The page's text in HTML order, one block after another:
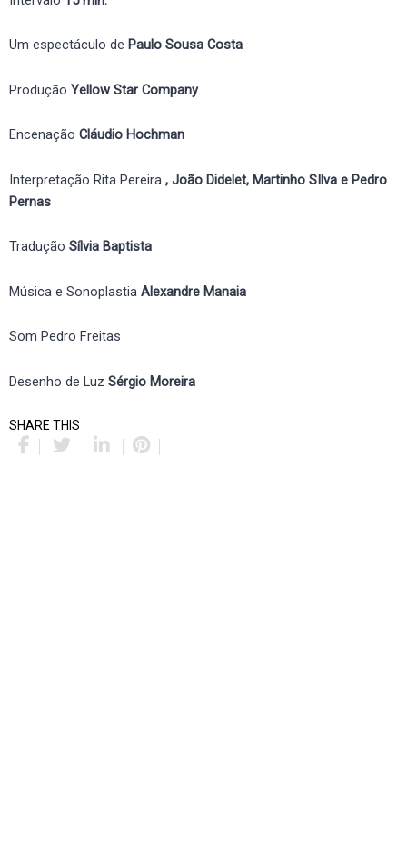
Um espectáculo de Paulo Sousa Costa
Produção Yellow Star Company
Encenação Cláudio Hochman
Interpretação Rita Pereira , João Didelet, Martinho SIlva e Pedro
Pernas
Tradução Sílvia Baptista
Música e Sonoplastia Alexandre Manaia
Som Pedro Freitas
Desenho de Luz Sérgio Moreira
SHARE THIS